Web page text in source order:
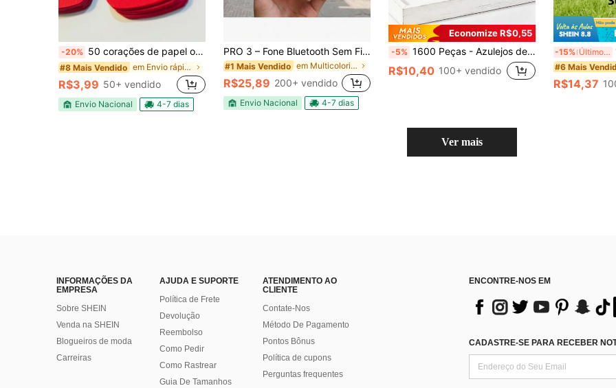
-20% 50 corações de papel offset para decorações, surpresas, dia dos namorados, presente, NATAL
#8 Mais Vendido em Envio rápido Outras lembrancinhas de festa
R$3,99 50+ vendido
Envio Nacional 4-7 dias
PRO 3 – Fone Bluetooth Sem Fio com Cancelamento de Ruído e Janela Pop-Up para iOS e Android
#1 Mais Vendido em Multicolorido Outras lembrancinhas de festa
R$25,89 200+ vendido
Envio Nacional 4-7 dias
Economize R$0,55
-5% 1600 Peças - Azulejos de Espelho de Vidro Real, Adesivos de Espelho Autoadesivos, Mini Espelhos Quadrados para Artesanato, Decoração Doméstica, Decorações de Festa de Discoteca, Bolas de Discoteca DIY, Vasos, Copos, Molduras de Fotos (5 x 5 mm e 10x10 mm)
R$10,40 100+ vendido
-15% Últimos 3 dias
#6 Mais
R$14,37
Ver mais
INFORMAÇÕES DA
EMPRESA
Sobre SHEIN
Venda na SHEIN
Blogueiros de moda
Carreiras
AJUDA E SUPORTE
Política de Frete
Devolução
Reembolso
Como Pedir
Como Rastrear
Guia De Tamanhos
ATENDIMENTO AO
CLIENTE
Contate-Nos
Método De Pagamento
Pontos Bônus
Política de cupons
Perguntas frequentes
ENCONTRE-NOS EM
CADASTRE-SE PARA RECEBER